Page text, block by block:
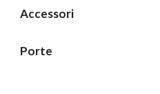
Accessori
Porte